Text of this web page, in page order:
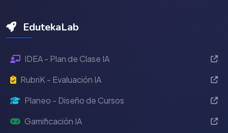
EdutekaLab
IDEA - Plan de Clase IA
RubriK - Evaluación IA
Planeo - Diseño de Cursos
Gamificación IA